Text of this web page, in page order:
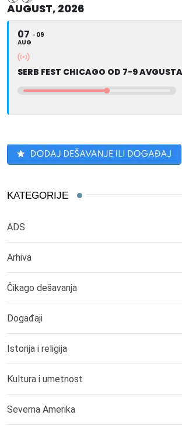
AUGUST, 2026
07
AUG
09
SERB FEST CHICAGO OD 7-9
KATEGORIJE
ADS
Arhiva
Čikago dešavanja
Događaji
Istorija i religija
Kultura i umetnost
Severna Amerika